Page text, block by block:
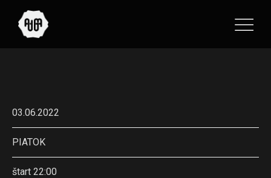
03.06.2022
PIATOK
štart 22:00